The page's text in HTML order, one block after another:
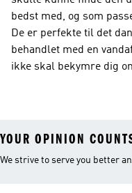
bedst med, og som
De er perfekte til det
behandlet med en
ikke skal bekymre dig
YOUR OPINION
We strive to serve you better